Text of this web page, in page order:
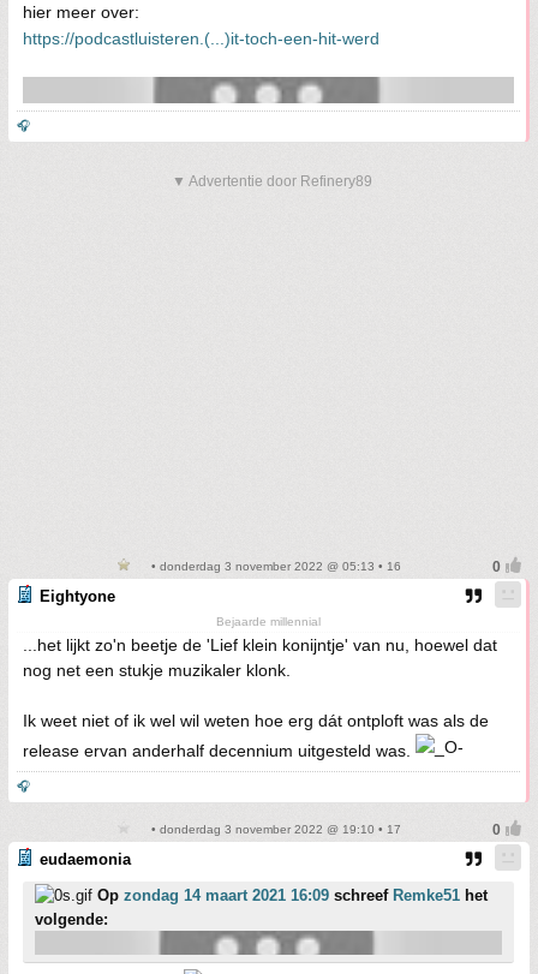
hier meer over:
https://podcastluisteren.(...)it-toch-een-hit-werd
🎧
▼ Advertentie door Refinery89
• donderdag 3 november 2022 @ 05:13 • 16
Eightyone
Bejaarde millennial
...het lijkt zo'n beetje de 'Lief klein konijntje' van nu, hoewel dat
nog net een stukje muzikaler klonk.
Ik weet niet of ik wel wil weten hoe erg dát ontploft was als de
release ervan anderhalf decennium uitgesteld was.
🎧
• donderdag 3 november 2022 @ 19:10 • 17
eudaemonia
Op zondag 14 maart 2021 16:09 schreef Remke51 het
volgende: